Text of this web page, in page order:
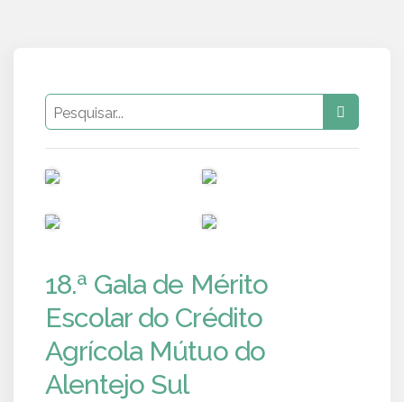
18.ª Gala de Mérito
Escolar do Crédito
Agrícola Mútuo do
Alentejo Sul